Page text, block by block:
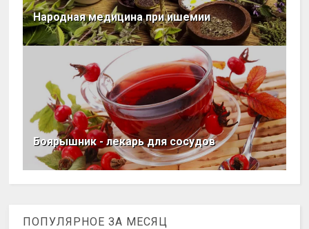
Народная медицина при ишемии
Боярышник - лекарь для сосудов
ПОПУЛЯРНОЕ ЗА МЕСЯЦ